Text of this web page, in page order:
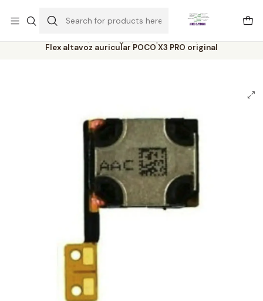
Home Catálogo
Componentes
Flex altavoz auricular POCO X3 PRO original